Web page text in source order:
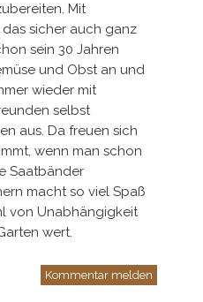
Mit
sicher auch ganz
sein 30 Jahren
und Obst an und
wieder mit
selbst
aus. Da freuen sich
wenn man schon
Saatbänder
macht so viel Spaß
von Unabhängigkeit
wert.
Kommentar melden